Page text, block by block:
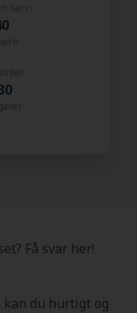
har vi
Få svar her!
du hurtigt og